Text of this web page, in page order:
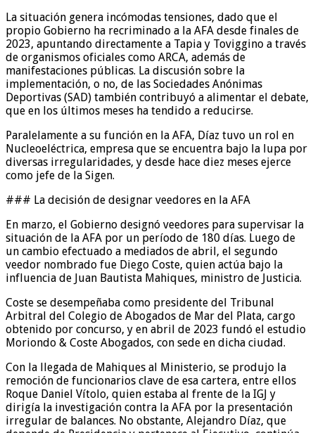
La situación genera incómodas tensiones, dado que el
propio Gobierno ha recriminado a la AFA desde finales de
2023, apuntando directamente a Tapia y Toviggino a través
de organismos oficiales como ARCA, además de
manifestaciones públicas. La discusión sobre la
implementación, o no, de las Sociedades Anónimas
Deportivas (SAD) también contribuyó a alimentar el debate,
que en los últimos meses ha tendido a reducirse.
Paralelamente a su función en la AFA, Díaz tuvo un rol en
Nucleoeléctrica, empresa que se encuentra bajo la lupa por
diversas irregularidades, y desde hace diez meses ejerce
como jefe de la Sigen.
### La decisión de designar veedores en la AFA
En marzo, el Gobierno designó veedores para supervisar la
situación de la AFA por un período de 180 días. Luego de
un cambio efectuado a mediados de abril, el segundo
veedor nombrado fue Diego Coste, quien actúa bajo la
influencia de Juan Bautista Mahiques, ministro de Justicia.
Coste se desempeñaba como presidente del Tribunal
Arbitral del Colegio de Abogados de Mar del Plata, cargo
obtenido por concurso, y en abril de 2023 fundó el estudio
Moriondo & Coste Abogados, con sede en dicha ciudad.
Con la llegada de Mahiques al Ministerio, se produjo la
remoción de funcionarios clave de esa cartera, entre ellos
Roque Daniel Vítolo, quien estaba al frente de la IGJ y
dirigía la investigación contra la AFA por la presentación
irregular de balances. No obstante, Alejandro Díaz, que